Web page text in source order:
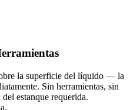
la superficie del líquido — la
Sin herramientas, sin
estanque requerida.